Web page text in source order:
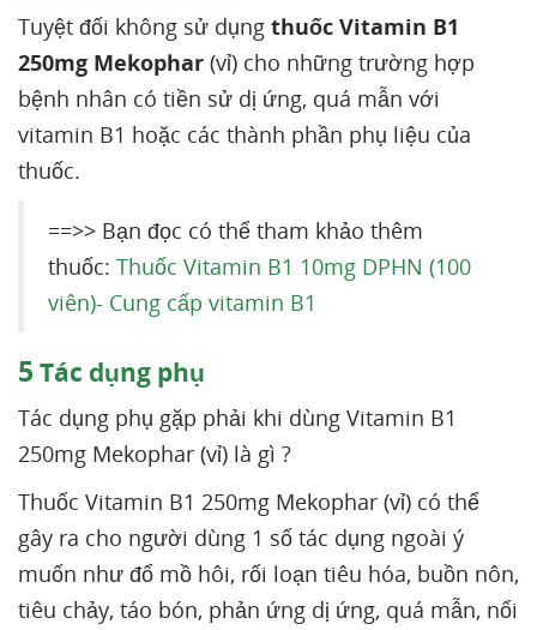
Tuyệt đối không sử dụng thuốc Vitamin B1
250mg Mekophar (vỉ) cho những trường hợp
bệnh nhân có tiền sử dị ứng, quá mẫn với
vitamin B1 hoặc các thành phần phụ liệu của
thuốc.
==>> Bạn đọc có thể tham khảo thêm
thuốc: Thuốc Vitamin B1 10mg DPHN (100
viên)- Cung cấp vitamin B1
5 Tác dụng phụ
Tác dụng phụ gặp phải khi dùng Vitamin B1
250mg Mekophar (vỉ) là gì ?
Thuốc Vitamin B1 250mg Mekophar (vỉ) có thể
gây ra cho người dùng 1 số tác dụng ngoài ý
muốn như đổ mồ hôi, rối loạn tiêu hóa, buồn nôn,
tiêu chảy, táo bón, phản ứng dị ứng, quá mẫn, nổi